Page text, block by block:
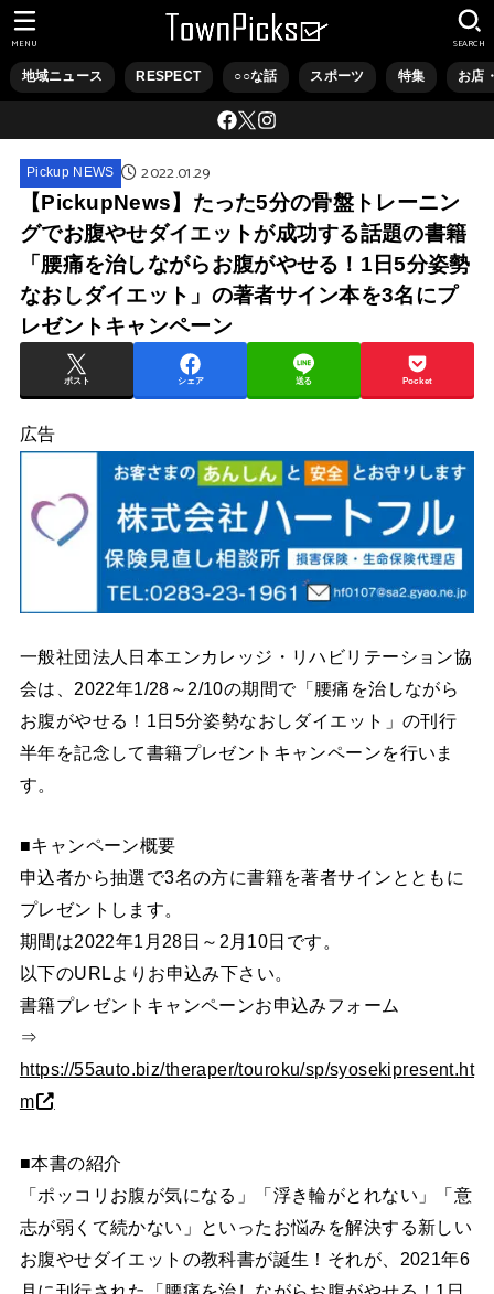
地域ニュース RESPECT ○○な話 スポーツ 特集 お店
SEARCH
MENU
Pickup NEWS 2022.01.29
【PickupNews】たった5分の骨盤トレーニン
グでお腹やせダイエットが成功する話題の書籍
「腰痛を治しながらお腹がやせる！1日5分姿勢
なおしダイエット」の著者サイン本を3名にプ
レゼントキャンペーン
ポスト シェア 送る Pocket
広告
一般社団法人日本エンカレッジ・リハビリテーション協
会は、2022年1/28～2/10の期間で「腰痛を治しながら
お腹がやせる！1日5分姿勢なおしダイエット」の刊行
半年を記念して書籍プレゼントキャンペーンを行いま
す。
■キャンペーン概要
申込者から抽選で3名の方に書籍を著者サインとともに
プレゼントします。
期間は2022年1月28日～2月10日です。
以下のURLよりお申込み下さい。
書籍プレゼントキャンペーンお申込みフォーム
⇒
https://55auto.biz/theraper/touroku/sp/syosekipresent.ht
m
■本書の紹介
「ポッコリお腹が気になる」「浮き輪がとれない」「意
志が弱くて続かない」といったお悩みを解決する新しい
お腹やせダイエットの教科書が誕生！それが、2021年6